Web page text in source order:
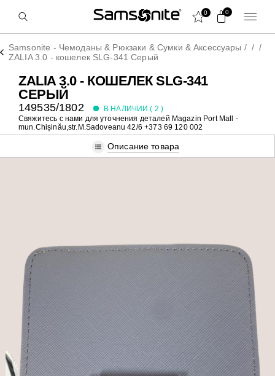
0 0
Samsonite - Чемоданы & Рюкзаки & Сумки & Аксессуары / / /
ZALIA 3.0 - кошелек SLG-341 Серый
ZALIA 3.0 - КОШЕЛЕК SLG-341
СЕРЫЙ
149535/1802 В НАЛИЧИИ ( 2)
Свяжитесь с нами для уточнения деталей Magazin Port Mall -
mun.Chișinău,str.M.Sadoveanu 42/6 +373 69 120 002
Описание товара